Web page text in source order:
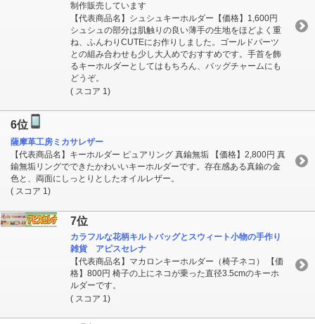
制作販売しています
【代表商品名】シュシュキーホルダー【価格】1,600円
シュシュの部分は肌触りの良い薄手の生地をほどよく重
ね、ふんわりCUTEにお作りしました。ゴールドパーツ
との組み合わせも少し大人めでおすすめです。手首を飾
るキーホルダーとしてはもちろん、バッグチャームにも
どうぞ。
( スコア 1)
6位
薩摩革工房ミカサレザー
【代表商品名】キーホルダー ピュアリング 真鍮無垢 【価格】2,800円 真
鍮無垢リングでできたかわいいキーホルダーです。存在感ある真鍮の金
色と、両面にしっとりとしたオイルレザー。
( スコア 1)
7位
カラフルな花柄キルトバッグとスウィート小物の手作り
雑貨 アピスセレナ
【代表商品名】マカロンキーホルダー（椅子ネコ） 【価
格】800円 椅子の上にネコが乗った直径3.5cmのキーホ
ルダーです。
( スコア 1)